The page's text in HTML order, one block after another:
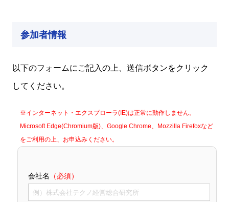
参加者情報
以下のフォームにご記入の上、送信ボタンをクリック
してください。
※インターネット・エクスプローラ(IE)は正常に動作しません。
Microsoft Edge(Chromium版)、Google Chrome、Mozzilla Firefoxなど
をご利用の上、お申込みください。
会社名 （必須）